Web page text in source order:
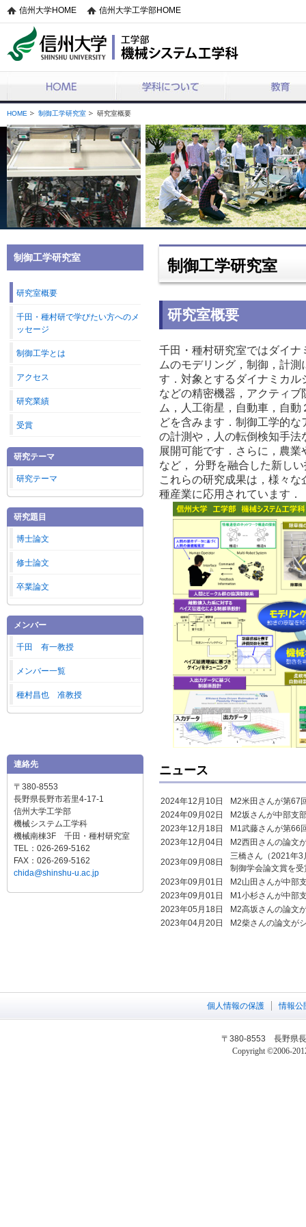
信州大学HOME 信州大学工学部HOME
機械システム工学科
HOME 制御工学研究室 研究室概要
制御工学研究室
研究室概要
千田・種村研で学びたい方へのメ
ッセージ
制御工学とは
アクセス
研究業績
受賞
研究テーマ
研究テーマ
研究題目
博士論文
修士論文
卒業論文
メンバー
千田 有一教授
メンバー一覧
種村昌也 准教授
連絡先
〒380-8553
長野県長野市若里4-17-1
信州大学工学部
機械システム工学科
機械南棟3F 千田・種村研究室
TEL：026-269-5162
FAX：026-269-5162
chida@shinshu-u.ac.jp
制御工学研究室
研究室概要
千田・種村研究室ではダイ
ムのモデリング，制御，計
す．対象とするダイナミカ
などの精密機器，アクティ
ム，人工衛星，自動車，自
どを含みます．制御工学的
の計測や，人の転倒検知手
展開可能です．さらに，農
など， 分野を融合した新し
これらの研究成果は，様々
種産業に応用されています．
ニュース
2024年12月10日
M2米田さんが第67
2024年09月02日
M2坂さんが中部支
2023年12月18日
M1武藤さんが第66
2023年12月04日
M2西田さんの論文
2023年09月08日
三橋さん（2021年3
制御学会論文賞を
2023年09月01日
M2山田さんが中部
2023年09月01日
M1小杉さんが中部
2023年05月18日
M2高坂さんの論文
2023年04月20日
M2柴さんの論文が
個人情報の保護 情報公
〒380-8553 長野県
Copyright ©2006-